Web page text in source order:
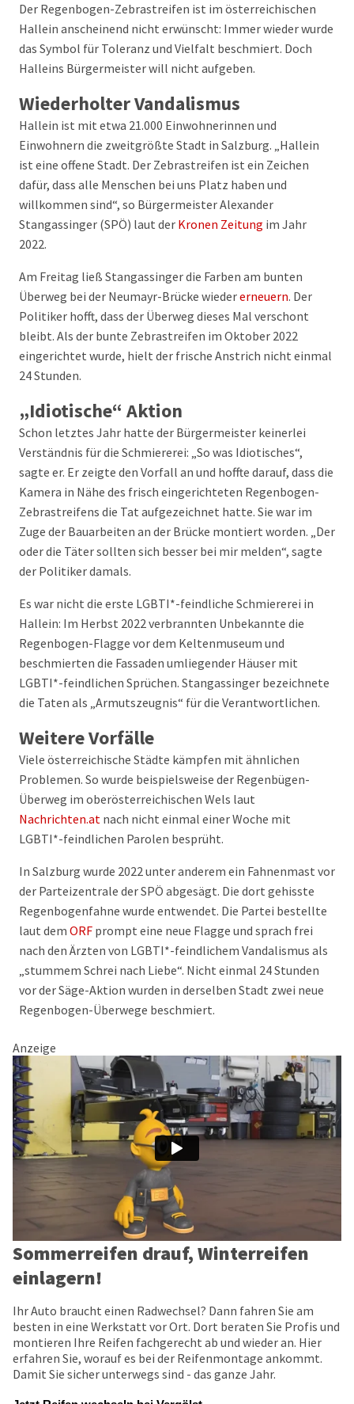
Der Regenbogen-Zebrastreifen ist im österreichischen
Hallein anscheinend nicht erwünscht: Immer wieder wurde
das Symbol für Toleranz und Vielfalt beschmiert. Doch
Halleins Bürgermeister will nicht aufgeben.
Wiederholter Vandalismus
Hallein ist mit etwa 21.000 Einwohnerinnen und
Einwohnern die zweitgrößte Stadt in Salzburg. „Hallein
ist eine offene Stadt. Der Zebrastreifen ist ein Zeichen
dafür, dass alle Menschen bei uns Platz haben und
willkommen sind“, so Bürgermeister Alexander
Stangassinger (SPÖ) laut der Kronen Zeitung im Jahr
2022.
Am Freitag ließ Stangassinger die Farben am bunten
Überweg bei der Neumayr-Brücke wiedererneuern. Der
Politiker hofft, dass der Überweg dieses Mal verschont
bleibt. Als der bunte Zebrastreifen im Oktober 2022
eingerichtet wurde, hielt der frische Anstrich nicht einmal
24 Stunden.
„Idiotische“ Aktion
Schon letztes Jahr hatte der Bürgermeister keinerlei
Verständnis für die Schmiererei: „So was Idiotisches“,
sagte er. Er zeigte den Vorfall an und hoffte darauf, dass die
Kamera in Nähe des frisch eingerichteten Regenbogen-
Zebrastreifens die Tat aufgezeichnet hatte. Sie war im
Zuge der Bauarbeiten an der Brücke montiert worden. „Der
oder die Täter sollten sich besser bei mir melden“, sagte
der Politiker damals.
Es war nicht die erste LGBTI*-feindliche Schmiererei in
Hallein: Im Herbst 2022 verbrannten Unbekannte die
Regenbogen-Flagge vor dem Keltenmuseum und
beschmierten die Fassaden umliegender Häuser mit
LGBTI*-feindlichen Sprüchen. Stangassinger bezeichnete
die Taten als „Armutszeugnis“ für die Verantwortlichen.
Weitere Vorfälle
Viele österreichische Städte kämpfen mit ähnlichen
Problemen. So wurde beispielsweise der Regenbügen-
Überweg im oberösterreichischen Wels laut
Nachrichten.at nach nicht einmal einer Woche mit
LGBTI*-feindlichen Parolen besprüht.
In Salzburg wurde 2022 unter anderem ein Fahnenmast vor
der Parteizentrale der SPÖ abgesägt. Die dort gehisste
Regenbogenfahne wurde entwendet. Die Partei bestellte
laut dem ORF prompt eine neue Flagge und sprach frei
nach den Ärzten von LGBTI*-feindlichem Vandalismus als
„stummem Schrei nach Liebe“. Nicht einmal 24 Stunden
vor der Säge-Aktion wurden in derselben Stadt zwei neue
Regenbogen-Überwege beschmiert.
Anzeige
Sommerreifen drauf, Winterreifen
einlagern!
Ihr Auto braucht einen Radwechsel? Dann fahren Sie am
besten in eine Werkstatt vor Ort. Dort beraten Sie Profis und
montieren Ihre Reifen fachgerecht ab und wieder an. Hier
erfahren Sie, worauf es bei der Reifenmontage ankommt.
Damit Sie sicher unterwegs sind - das ganze Jahr.